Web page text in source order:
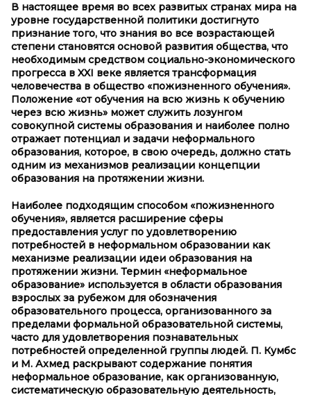
В настоящее время во всех развитых странах мира на
уровне государственной политики достигнуто
признание того, что знания во все возрастающей
степени становятся основой развития общества, что
необходимым средством социально-экономического
прогресса в XXI веке является трансформация
человечества в общество «пожизненного обучения».
Положение «от обучения на всю жизнь к обучению
через всю жизнь» может служить лозунгом
совокупной системы образования и наиболее полно
отражает потенциал и задачи неформального
образования, которое, в свою очередь, должно стать
одним из механизмов реализации концепции
образования на протяжении жизни.
Наиболее подходящим способом «пожизненного
обучения», является расширение сферы
предоставления услуг по удовлетворению
потребностей в неформальном образовании как
механизме реализации идеи образования на
протяжении жизни. Термин «неформальное
образование» используется в области образования
взрослых за рубежом для обозначения
образовательного процесса, организованного за
пределами формальной образовательной системы,
часто для удовлетворения познавательных
потребностей определенной группы людей. П. Кумбс
и М. Ахмед раскрывают содержание понятия
неформальное образование, как организованную,
систематическую образовательную деятельность,